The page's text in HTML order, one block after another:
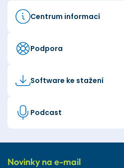
Centrum informací
Podpora
Software ke stažení
Podcast
Novinky na e-mail